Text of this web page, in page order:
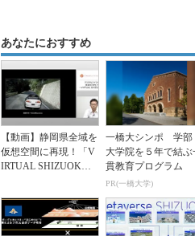
あなたにおすすめ
【動画】静岡県全域を
仮想空間に再現！「V
IRTUAL SHIZUOKA
一橋大シンポ 学部
大学院を５年で結ぶ
貫教育プログラム
PR(一橋大学)